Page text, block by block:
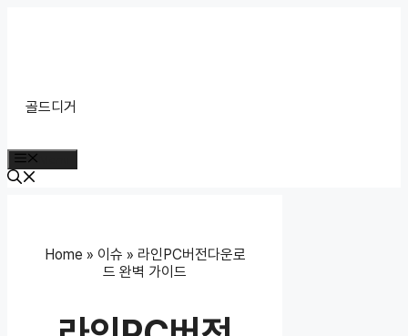
골드디거
Home » 이슈 » 라인PC버전다운로
드 완벽 가이드